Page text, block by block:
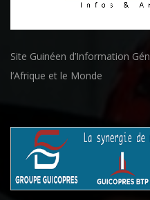
Site Guinéen d’Information
l’Afrique et le Monde